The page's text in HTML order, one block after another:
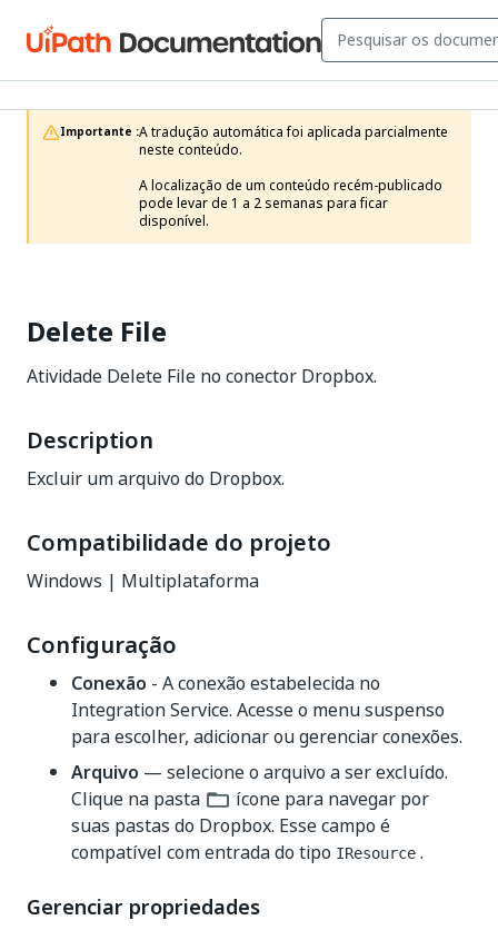
Importante :A tradução automática foi aplicada parcialmente
neste conteúdo.
A localização de um conteúdo recém-publicado
pode levar de 1 a 2 semanas para ficar
disponível.
Delete File
Atividade Delete File no conector Dropbox.
Description
Excluir um arquivo do Dropbox.
Compatibilidade do projeto
Windows | Multiplataforma
Configuração
Conexão - A conexão estabelecida no
Integration Service. Acesse o menu suspenso
para escolher, adicionar ou gerenciar conexões.
Arquivo — selecione o arquivo a ser excluído.
Clique na pasta
ícone para navegar por
suas pastas do Dropbox. Esse campo é
compatível com entrada do tipo IResource .
Gerenciar propriedades